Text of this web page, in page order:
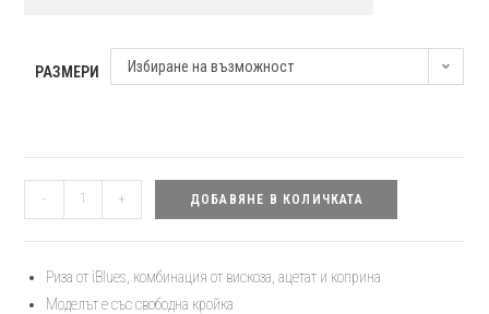
РАЗМЕРИ Избиране на възможност
количество
за
тип
блузон
- + ДОБАВЯНЕ В КОЛИЧКАТА
Риза от iBlues, комбинация от вискоза, ацетат и коприна
Моделът е със свободна кройка